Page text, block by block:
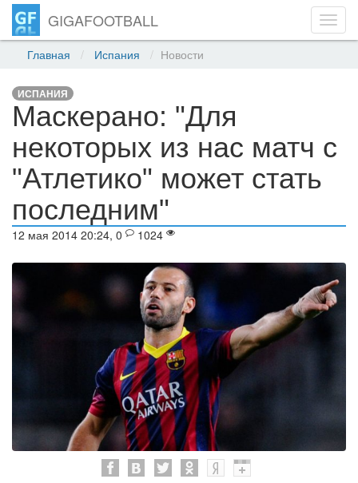
GIGAFOOTBALL
Главная Испания Новости
ИСПАНИЯ
Маскерано: "Для
некоторых из нас матч с
"Атлетико" может стать
последним"
12 мая 2014 20:24, 0 1024